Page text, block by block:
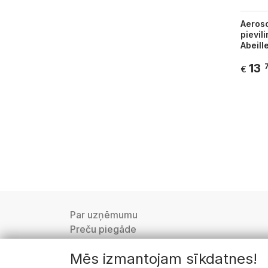
€ 13
Par uzņēmumu
Preču piegāde
Lietošanas noteikumi
Mēs izmantojam sīkdatnes!